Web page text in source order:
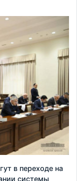
в переходе на
системы